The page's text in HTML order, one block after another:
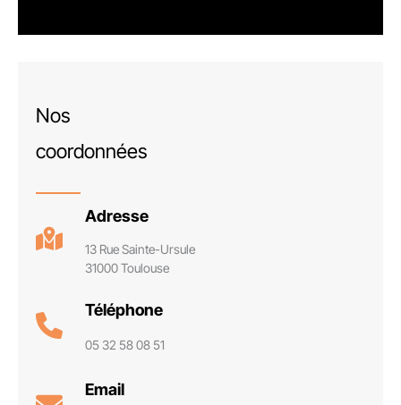
Nos
coordonnées
Adresse
13 Rue Sainte-Ursule
31000 Toulouse
Téléphone
05 32 58 08 51
Email